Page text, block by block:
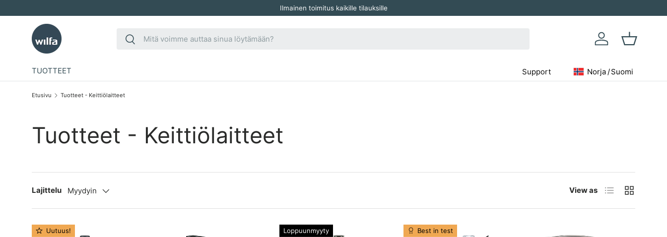
Siirry sisältöön
Ilmainen toimitus kaikille tilauksille
Etsi
Etsi
Kirjaudu sisään
Kori
TUOTTEET Support Geolocation Button: Norja,
Norja /Suomi
Etusivu Tuotteet - Keittiölaitteet
Tuotteet - Keittiölaitteet
Lajittelu Myydyin View as List Ruutu
Uutuus! Loppuunmyyty Best in test